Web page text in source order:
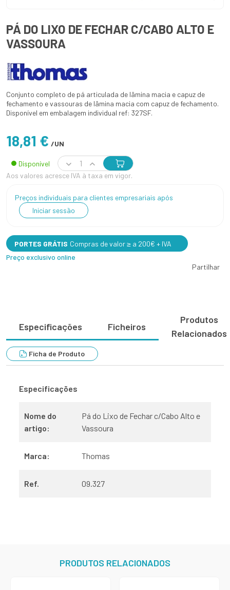
PÁ DO LIXO DE FECHAR C/CABO ALTO E
VASSOURA
Conjunto completo de pá articulada de lâmina macia e capuz de
fechamento e vassouras de lâmina macia com capuz de fechamento.
Disponível em embalagem individual ref: 327SF.
18,81 € /UN
Disponível
Aos valores acresce IVA à taxa em vigor.
Preços individuais para clientes empresariais após
Iniciar sessão
PORTES GRÁTIS Compras de valor ≥ a 200€ + IVA
Preço exclusivo online
Partilhar
Especificações Ficheiros
Produtos
Relacionados
Ficha de Produto
Especificações
Nome do
artigo:
Pá do Lixo de Fechar c/Cabo Alto e
Vassoura
Marca: Thomas
Ref. 09.327
PRODUTOS RELACIONADOS